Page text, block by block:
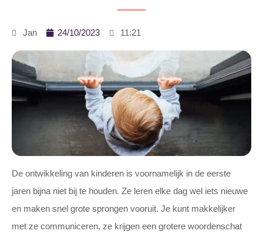
Jan 24/10/2023 11:21
De ontwikkeling van kinderen is voornamelijk in de eerste
jaren bijna niet bij te houden. Ze leren elke dag wel iets nieuwe
en maken snel grote sprongen vooruit. Je kunt makkelijker
met ze communiceren, ze krijgen een grotere woordenschat